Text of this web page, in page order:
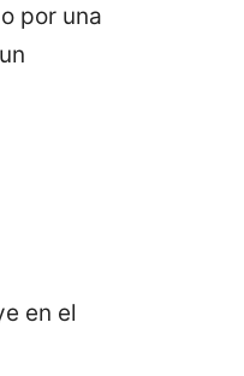
por una
en el